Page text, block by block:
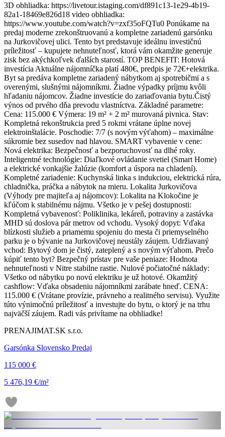
3D obhliadka: https://livetour.istaging.com/df891c13-1e29-4b19-
82a1-18469e826d18 video obhliadka:
https://www.youtube.com/watch?v=zxf35oFQTu0 Ponúkame na
predaj moderne zrekonštruovanú a kompletne zariadenú garsónku
na Jurkovičovej ulici. Tento byt predstavuje ideálnu investičnú
príležitosť – kupujete nehnuteľnosť, ktorá vám okamžite generuje
zisk bez akýchkoľvek ďalších starostí. TOP BENEFIT: Hotová
investícia Aktuálne nájomníčka platí 480€, predpis je 72€+elektrika.
Byt sa predáva kompletne zariadený nábytkom aj spotrebičmi a s
overenými, slušnými nájomníkmi. Žiadne výpadky príjmu kvôli
hľadaniu nájomcov. Žiadne investície do zariaďovania bytu.Čistý
výnos od prvého dňa prevodu vlastníctva. Základné parametre:
Cena: 115.000 € Výmera: 19 m² + 2 m² murovaná pivnica. Stav:
Kompletná rekonštrukcia pred 5 rokmi vrátane úplne novej
elektroinštalácie. Poschodie: 7/7 (s novým výťahom) – maximálne
súkromie bez susedov nad hlavou. SMART vybavenie v cene:
Nová elektrika: Bezpečnosť a bezporuchovosť na dlhé roky.
Inteligentné technológie: Diaľkové ovládanie svetiel (Smart Home)
a elektrické vonkajšie žalúzie (komfort a úspora na chladení).
Kompletné zariadenie: Kuchynská linka s indukciou, elektrická rúra,
chladnička, práčka a nábytok na mieru. Lokalita Jurkovičova
(Výhody pre majiteľa aj nájomcov): Lokalita na Klokočine je
kľúčom k stabilnému nájmu. Všetko je v pešej dostupnosti:
Kompletná vybavenosť: Poliklinika, lekáreň, potraviny a zastávka
MHD sú doslova pár metrov od vchodu. Vysoký dopyt: Vďaka
blízkosti služieb a priamemu spojeniu do mesta či priemyselného
parku je o bývanie na Jurkovičovej neustály záujem. Udržiavaný
vchod: Bytový dom je čistý, zateplený a s novým výťahom. Prečo
kúpiť tento byt? Bezpečný prístav pre vaše peniaze: Hodnota
nehnuteľnosti v Nitre stabilne rastie. Nulové počiatočné náklady:
Všetko od nábytku po novú elektriku je už hotové. Okamžitý
cashflow: Vďaka obsadeniu nájomníkmi zarábate hneď. CENA:
115.000 € (Vrátane provízie, právneho a realitného servisu). Využite
túto výnimočnú príležitosť a investujte do bytu, o ktorý je na trhu
najväčší záujem. Radi vás privítame na obhliadke!
PRENAJIMAT.SK s.r.o.
Garsónka Slovensko Predaj
115 000 €
5 476,19 €/m²